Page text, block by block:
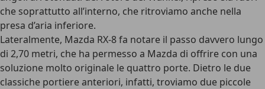
che soprattutto all’interno, che ritroviamo anche nella
presa d’aria inferiore.
Lateralmente, Mazda RX-8 fa notare il passo davvero lungo
di 2,70 metri, che ha permesso a Mazda di offrire con una
soluzione molto originale le quattro porte. Dietro le due
classiche portiere anteriori, infatti, troviamo due piccole